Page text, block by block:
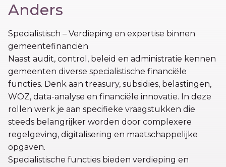
Anders
Specialistisch – Verdieping en expertise binnen
gemeentefinanciën
Naast audit, control, beleid en administratie kennen
gemeenten diverse specialistische financiële
functies. Denk aan treasury, subsidies, belastingen,
WOZ, data-analyse en financiële innovatie. In deze
rollen werk je aan specifieke vraagstukken die
steeds belangrijker worden door complexere
regelgeving, digitalisering en maatschappelijke
opgaven.
Specialistische functies bieden verdieping en